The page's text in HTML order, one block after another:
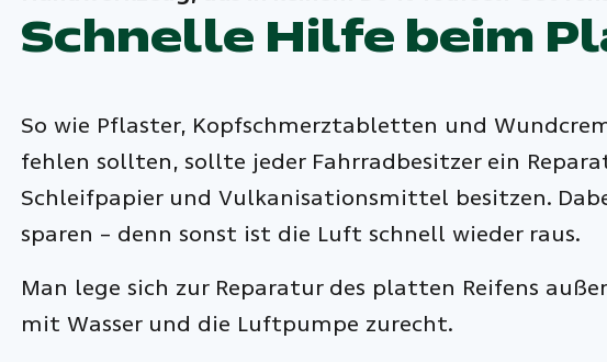
Schnelle Hilfe beim
So wie Pflaster, Kopfschmerztabletten und
fehlen sollten, sollte jeder Fahrradbesitzer ein
Schleifpapier und Vulkanisationsmittel besitzen.
sparen – denn sonst ist die Luft schnell wieder raus.
Man lege sich zur Reparatur des platten Reifens
mit Wasser und die Luftpumpe zurecht.